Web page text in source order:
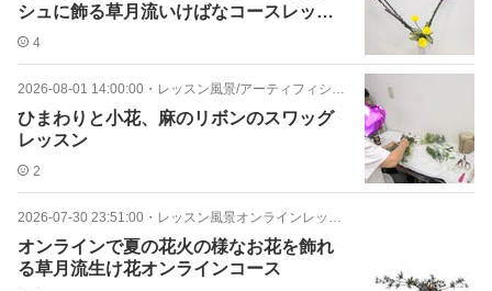
シュに飾る草月流いけばなコースレッス
ン 4
2026-08-01 14:00:00 ・ レッスン風景/アーティフィシャルフラワー
ひまわりと小花、麻のリボンのスワッグ
レッスン
2
2026-07-30 23:51:00 ・ レッスン風景オンラインレッスン
オンラインで夏の花火の様なお花を飾れ
る草月流生け花オンラインコース